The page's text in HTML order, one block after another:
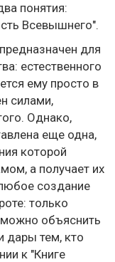
понятия:
Всевышнего".
для
естественного
ему просто в
силами,
Однако,
еще одна,
которой
а получает их
создание
только
объяснить
дары тем, кто
к "Книге